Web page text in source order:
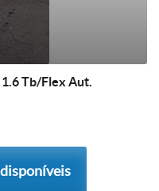
Tb/Flex Aut.